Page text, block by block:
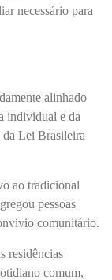
necessário para
alinhado
individual e da
da Lei Brasileira
ao tradicional
pessoas
comunitário.
residências
comum,